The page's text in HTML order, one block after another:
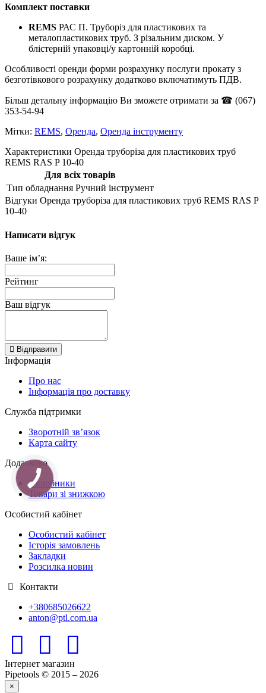
Комплект поставки
REMS РАС П. Труборіз для пластикових та
металопластикових труб. З різальним диском. У
блістерній упаковці/у картонній коробці.
Особливості оренди форми розрахунку послуги прокату з
безготівкового розрахунку додатково включатимуть ПДВ.
Більш детальну інформацію Ви зможете отримати за ☎ (067)
353-54-94
Мітки: REMS, Оренда, Оренда інструменту
Характеристики Оренда труборіза для пластикових труб
REMS RAS P 10-40
Для всіх товарів
Тип обладнання Ручний інструмент
Відгуки Оренда труборіза для пластикових труб REMS RAS P
10-40
Написати відгук
Ваше ім’я:
Рейтинг
Ваш відгук
Відправити
Інформація
Про нас
Інформація про доставку
Служба підтримки
Зворотній зв’язок
Карта сайту
Додатково
Виробники
Товари зі знижкою
Особистий кабінет
Особистий кабінет
Історія замовлень
Закладки
Розсилка новин
Контакти
+380685026622
anton@ptl.com.ua
Інтернет магазин
Pipetools © 2015 – 2026
×